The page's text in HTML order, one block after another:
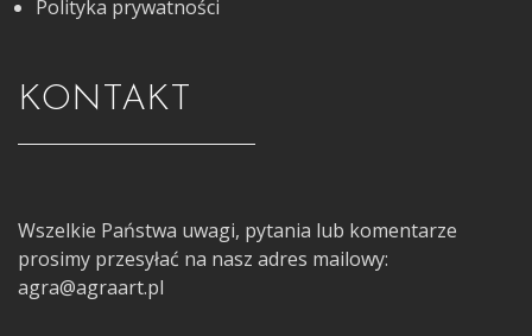
Polityka prywatności
KONTAKT
Wszelkie Państwa uwagi, pytania lub komentarze
prosimy przesyłać na nasz adres mailowy:
agra@agraart.pl